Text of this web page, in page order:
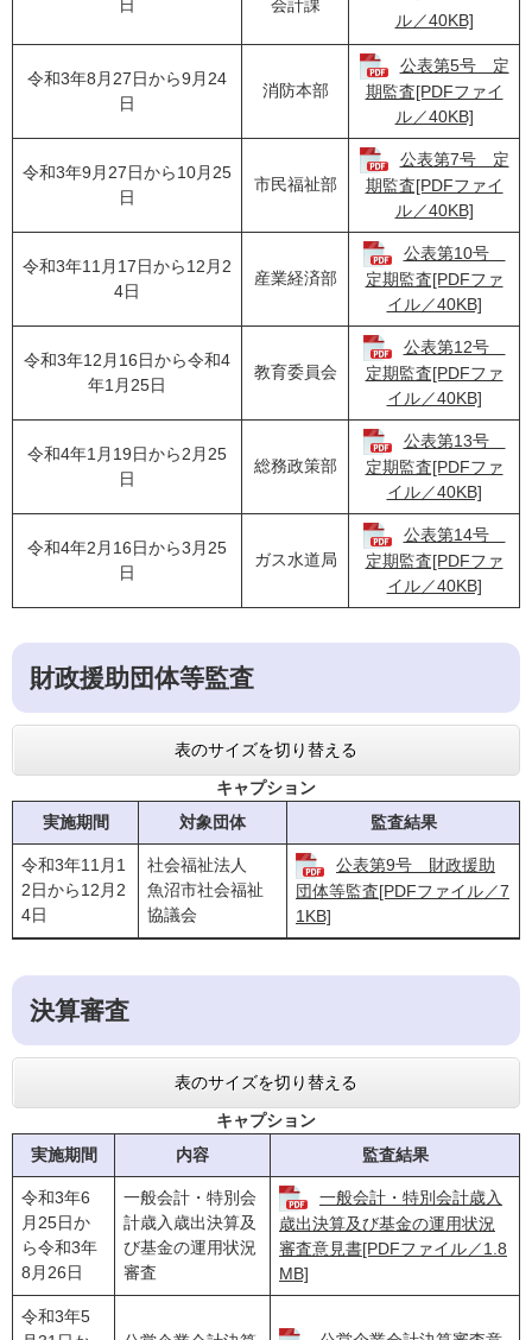
日
会計課
ル／40KB]
令和3年8月27日から9月24
日
消防本部
公表第5号 定
期監査[PDFファイ
ル／40KB]
令和3年9月27日から10月25
日
市民福祉部
公表第7号 定
期監査[PDFファイ
ル／40KB]
令和3年11月17日から12月2
4日
産業経済部
公表第10号
定期監査[PDFファ
イル／40KB]
令和3年12月16日から令和4
年1月25日
教育委員会
公表第12号
定期監査[PDFファ
イル／40KB]
令和4年1月19日から2月25
日
総務政策部
公表第13号
定期監査[PDFファ
イル／40KB]
令和4年2月16日から3月25
日
ガス水道局
公表第14号
定期監査[PDFファ
イル／40KB]
財政援助団体等監査
表のサイズを切り替える
キャプション
実施期間
対象団体 監査結果
令和3年11月1
2日から12月2
4日
社会福祉法人
魚沼市社会福祉
協議会
公表第9号 財政援助
団体等監査[PDFファイル／7
1KB]
決算審査
表のサイズを切り替える
キャプション
実施期間
内容 監査結果
令和3年6
月25日か
ら令和3年
8月26日
一般会計・特別会
計歳入歳出決算及
び基金の運用状況
審査
一般会計・特別会計歳入
歳出決算及び基金の運用状況
審査意見書[PDFファイル／1.8
MB]
令和3年5